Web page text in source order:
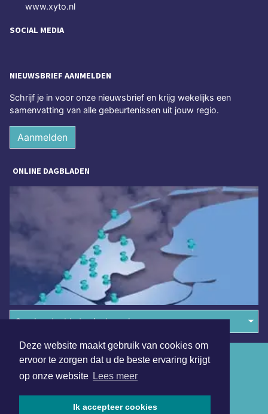
Deze website maakt gebruik van cookies om
ervoor te zorgen dat u de beste ervaring krijgt
op onze website Lees meer
Ik accepteer cookies
www.xyto.nl
SOCIAL MEDIA
NIEUWSBRIEF AANMELDEN
Schrijf je in voor onze nieuwsbrief en krijg wekelijks een
samenvatting van alle gebeurtenissen uit jouw regio.
Aanmelden
ONLINE DAGBLADEN
Overige dagbladen in de regio
Algemene voorwaarden
Disclaimer